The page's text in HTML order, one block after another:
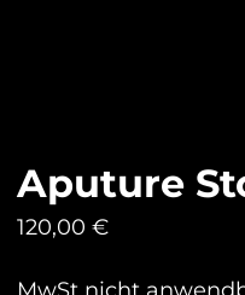
Aputure
120,00 €